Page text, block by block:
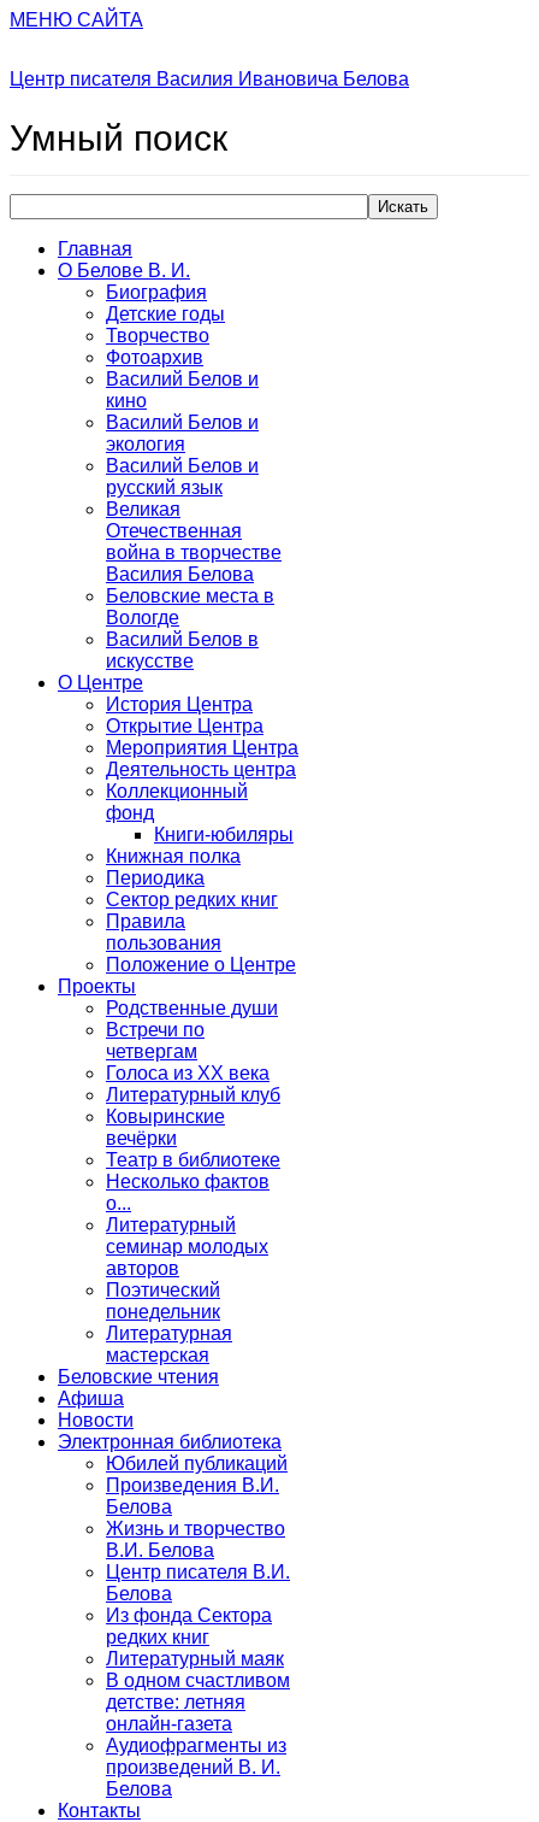
МЕНЮ САЙТА
Центр писателя Василия Ивановича Белова
Умный поиск
Искать
Главная
О Белове В. И.
Биография
Детские годы
Творчество
Фотоархив
Василий Белов и
кино
Василий Белов и
экология
Василий Белов и
русский язык
Великая
Отечественная
война в творчестве
Василия Белова
Беловские места в
Вологде
Василий Белов в
искусстве
О Центре
История Центра
Открытие Центра
Мероприятия Центра
Деятельность центра
Коллекционный
фонд
Книги-юбиляры
Книжная полка
Периодика
Сектор редких книг
Правила
пользования
Положение о Центре
Проекты
Родственные души
Встречи по
четвергам
Голоса из ХХ века
Литературный клуб
Ковыринские
вечёрки
Театр в библиотеке
Несколько фактов
о...
Литературный
семинар молодых
авторов
Поэтический
понедельник
Литературная
мастерская
Беловские чтения
Афиша
Новости
Электронная библиотека
Юбилей публикаций
Произведения В.И.
Белова
Жизнь и творчество
В.И. Белова
Центр писателя В.И.
Белова
Из фонда Сектора
редких книг
Литературный маяк
В одном счастливом
детстве: летняя
онлайн-газета
Аудиофрагменты из
произведений В. И.
Белова
Контакты